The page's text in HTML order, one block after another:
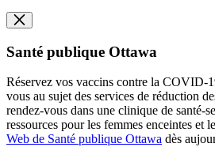
Santé publique Ottawa
Réservez vos vaccins contre la COVID-
vous au sujet des services de réduction
rendez-vous dans une clinique de santé-
ressources pour les femmes enceintes et
Web de Santé publique Ottawa dès